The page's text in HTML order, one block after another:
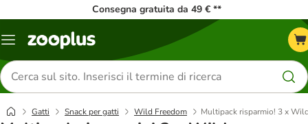
Consegna gratuita da 49 € **
Overview
Cerca
prodotti
Gatti Snack per gatti Wild Freedom Multipack risparmio! 3 x